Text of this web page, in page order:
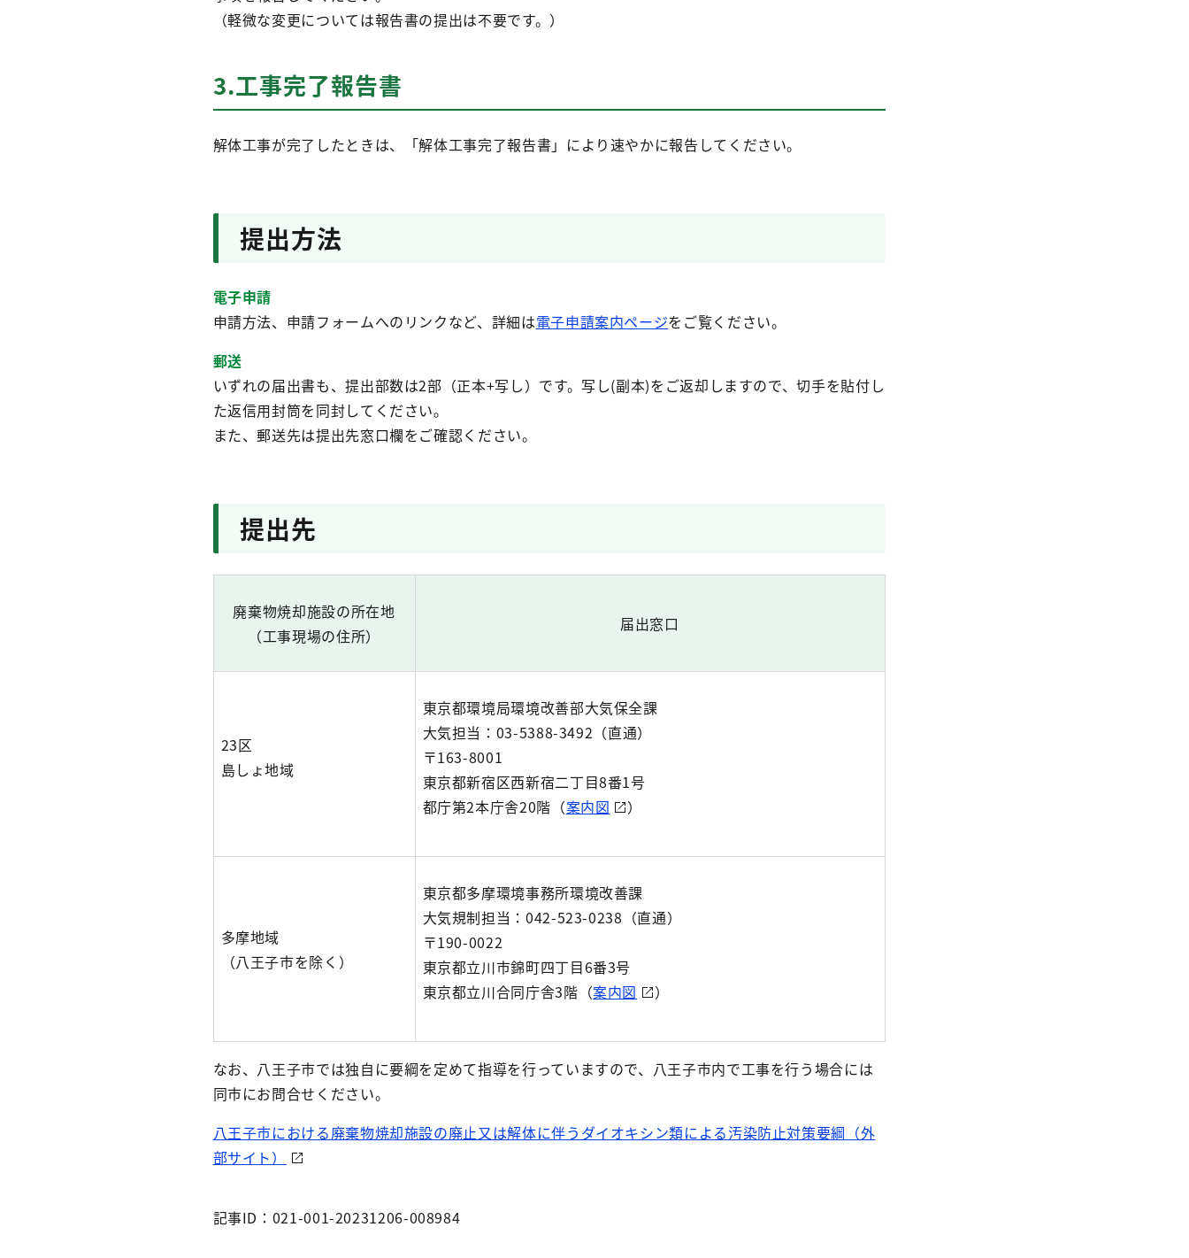
（軽微な変更については報告書の提出は不要です。）
3.工事完了報告書
解体工事が完了したときは、「解体工事完了報告書」により速やかに報告してください。
提出方法
電子申請
申請方法、申請フォームへのリンクなど、詳細は電子申請案内ページをご覧ください。
郵送
いずれの届出書も、提出部数は2部（正本+写し）です。写し(副本)をご返却しますので、切手を貼付し
た返信用封筒を同封してください。
また、郵送先は提出先窓口欄をご確認ください。
提出先
廃棄物焼却施設の所在地
（工事現場の住所）
届出窓口
23区
島しょ地域
東京都環境局環境改善部大気保全課
大気担当：03-5388-3492（直通）
〒163-8001
東京都新宿区西新宿二丁目8番1号
都庁第2本庁舎20階（案内図 ）
多摩地域
（八王子市を除く）
東京都多摩環境事務所環境改善課
大気規制担当：042-523-0238（直通）
〒190-0022
東京都立川市錦町四丁目6番3号
東京都立川合同庁舎3階（案内図 ）
なお、八王子市では独自に要綱を定めて指導を行っていますので、八王子市内で工事を行う場合には
同市にお問合せください。
八王子市における廃棄物焼却施設の廃止又は解体に伴うダイオキシン類による汚染防止対策要綱（外
部サイト）
記事ID：021-001-20231206-008984